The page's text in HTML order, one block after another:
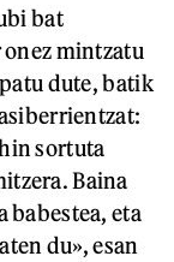
bat
mintzatu
dute, batik
sortuta
Baina
babestea, eta
du», esan